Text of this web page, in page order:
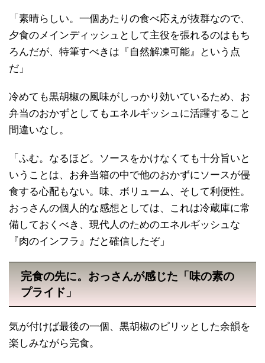
「素晴らしい。一個あたりの食べ応えが抜群なので、
夕食のメインディッシュとして主役を張れるのはもち
ろんだが、特筆すべきは『自然解凍可能』という点
だ」
冷めても黒胡椒の風味がしっかり効いているため、お
弁当のおかずとしてもエネルギッシュに活躍すること
間違いなし。
「ふむ。なるほど。ソースをかけなくても十分旨いと
いうことは、お弁当箱の中で他のおかずにソースが侵
食する心配もない。味、ボリューム、そして利便性。
おっさんの個人的な感想としては、これは冷蔵庫に常
備しておくべき、現代人のためのエネルギッシュな
『肉のインフラ』だと確信したぞ」
完食の先に。おっさんが感じた「味の素の
プライド」
気が付けば最後の一個、黒胡椒のピリッとした余韻を
楽しみながら完食。